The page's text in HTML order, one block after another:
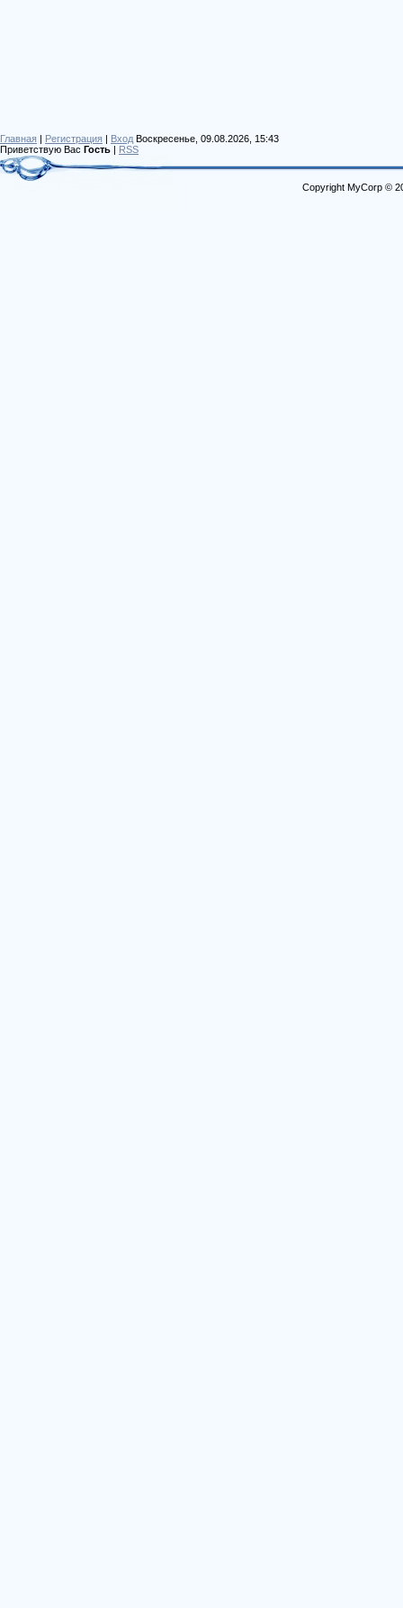
Главная | Регистрация | Вход Воскресенье, 09.08.2026, 15:43
Приветствую Вас Гость | RSS
Copyright MyCorp ©